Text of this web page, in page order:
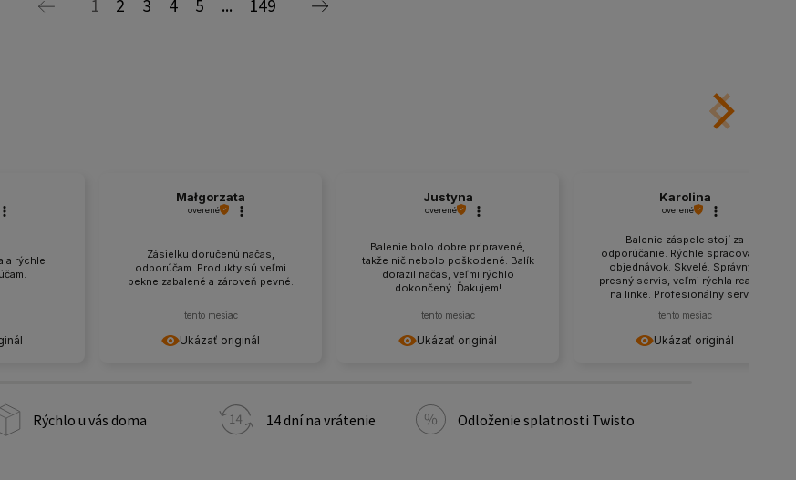
1 2 3 4 5 ... 149
a rýchle
Ukázať originál
Małgorzata
overené
Zásielku doručenú načas,
odporúčam. Produkty sú veľmi
pekne zabalené a zároveň pevné.
tento mesiac
Ukázať originál
Justyna
overené
Balenie bolo dobre pripravené,
takže nič nebolo poškodené. Balík
dorazil načas, veľmi rýchlo
dokončený. Ďakujem!
tento mesiac
Ukázať originál
Karolina
overené
Balenie záspele stojí za
odporúčanie. Rýchle spracovanie
objednávok. Skvelé. Správny a
presný servis, veľmi rýchla reakcia
na linke. Profesionálny servis,
tovaru, rýchle doručenie.
Odporúčam to.
tento mesiac
Rýchlo u vás doma 14 dní na vrátenie Odloženie splatnosti Twisto